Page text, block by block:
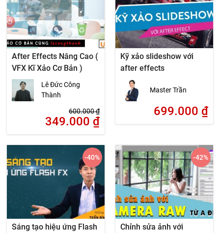
After Effects Nâng Cao (
VFX Kĩ Xảo Cơ Bản )
Lê Đức Công
Thành
600.000₫
349.000 ₫
Kỹ xảo slideshow với
after effects
Master Trần
699.000 ₫
Sáng tạo hiệu ứng Flash
-40%
Chỉnh sửa ảnh với
-42%